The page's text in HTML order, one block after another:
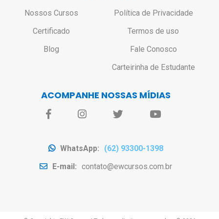
Nossos Cursos
Certificado
Blog
Política de Privacidade
Termos de uso
Fale Conosco
Carteirinha de Estudante
ACOMPANHE NOSSAS MÍDIAS
WhatsApp:
(62) 93300-1398
E-mail: contato@ewcursos.com.br